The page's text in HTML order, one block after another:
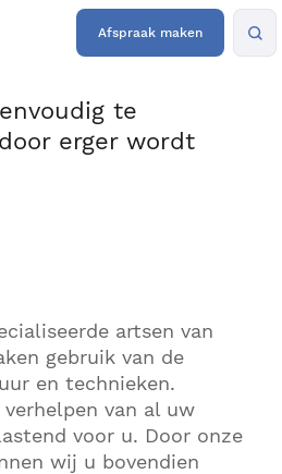
Afspraak maken
te
erger wordt
artsen van
gebruik van de
en technieken.
van al uw
voor u. Door onze
wij u bovendien